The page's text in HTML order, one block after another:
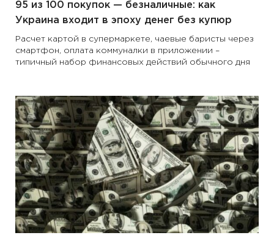
95 из 100 покупок — безналичные: как
Украина входит в эпоху денег без купюр
Расчет картой в супермаркете, чаевые баристы через
смартфон, оплата коммуналки в приложении –
типичный набор финансовых действий обычного дня